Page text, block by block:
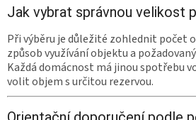
Jak vybrat správnou velikost
Při výběru je důležité zohlednit počet
způsob využívání objektu a
Každá domácnost má jinou spotřebu
volit objem s určitou rezervou.